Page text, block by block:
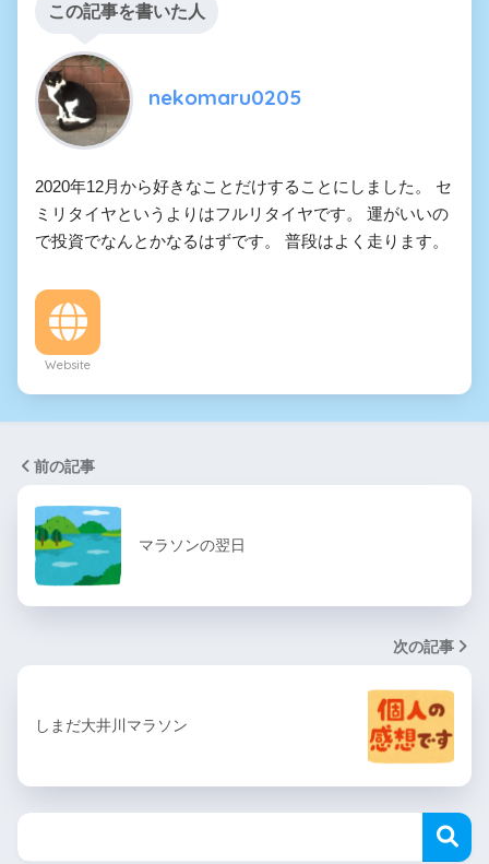
この記事を書いた人
nekomaru0205
2020年12月から好きなことだけすることにしました。 セ
ミリタイヤというよりはフルリタイヤです。 運がいいの
で投資でなんとかなるはずです。 普段はよく走ります。
Website
前の記事
マラソンの翌日
次の記事
しまだ大井川マラソン